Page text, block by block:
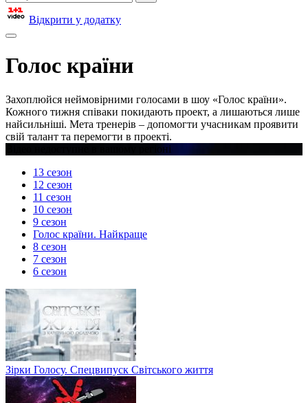
Відкрити у додатку
Голос країни
Захоплюйся неймовірними голосами в шоу «Голос країни».
Кожного тижня співаки покидають проект, а лишаються лише
найсильніші. Мета тренерів – допомогти учасникам проявити
свій талант та перемогти в проекті.
Відео недоступне в вашому регіоні
13 сезон
12 сезон
11 сезон
10 сезон
9 сезон
Голос країни. Найкраще
8 сезон
7 сезон
6 сезон
Зірки Голосу. Спецвипуск Світського життя